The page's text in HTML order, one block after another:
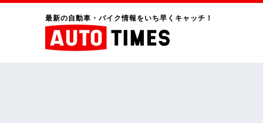
最新の自動車・バイク情報をいち早くキャッチ！